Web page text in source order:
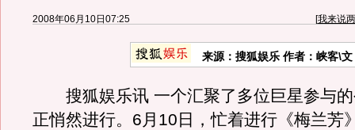
2008年06月10日07:25 [我来说
来源：搜狐娱乐 作者：峡客\文
搜狐娱乐讯 一个汇聚了多位巨星参与的
正悄然进行。6月10日，忙着进行《梅兰芳